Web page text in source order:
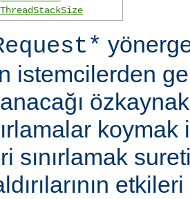
ThreadStackSize
istemcilerden
koymak
sınırlamak